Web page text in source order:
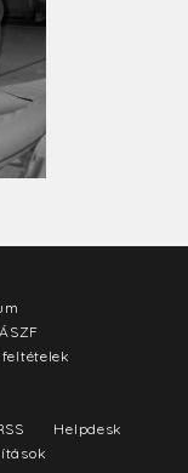
Helpdesk